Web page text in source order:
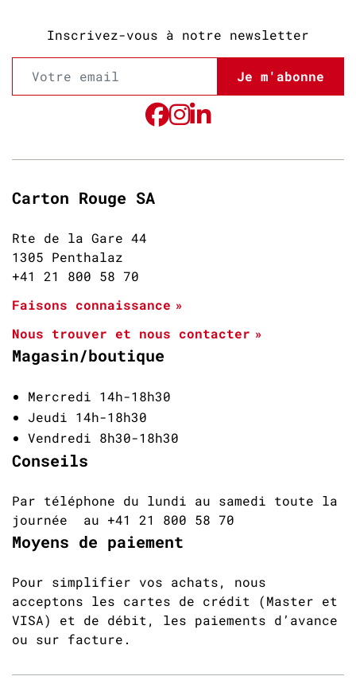
Inscrivez-vous à notre newsletter
Je m'abonne
Carton Rouge SA
Rte de la Gare 44
1305 Penthalaz
+41 21 800 58 70
Faisons connaissance
Nous trouver et nous contacter
Magasin/boutique
Mercredi 14h-18h30
Jeudi 14h-18h30
Vendredi 8h30-18h30
Conseils
Par téléphone du lundi au samedi toute la
journée au +41 21 800 58 70
Moyens de paiement
Pour simplifier vos achats, nous
acceptons les cartes de crédit (Master et
VISA) et de débit, les paiements d’avance
ou sur facture.